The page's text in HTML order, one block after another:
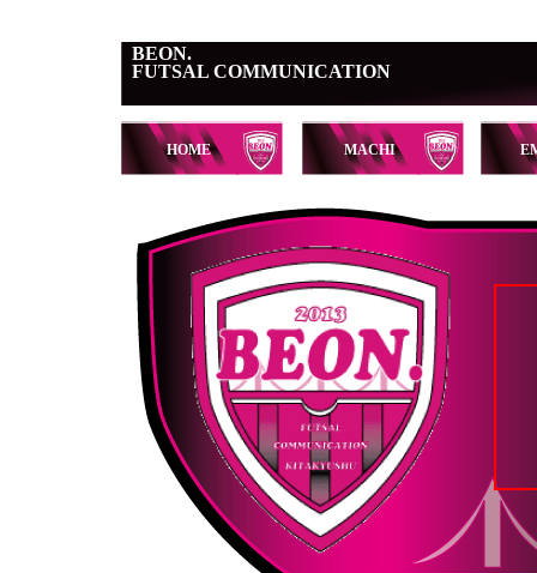
HOME MACHI
BEON.
FUTSAL COMMUNICATION